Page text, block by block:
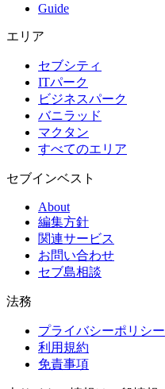
Guide
エリア
セブシティ
ITパーク
ビジネスパーク
バニラッド
マクタン
すべてのエリア
セブインベスト
About
編集方針
関連サービス
お問い合わせ
セブ島相談
法務
プライバシーポリシー
利用規約
免責事項